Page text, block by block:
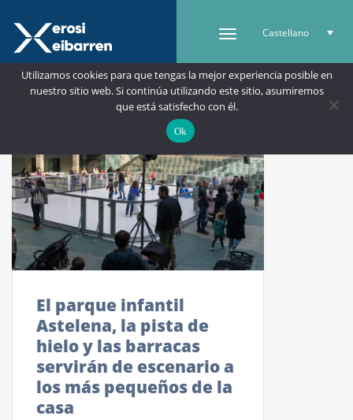
Castellano
El parque infantil
Astelena, la pista de
hielo y las barracas
servirán de escenario a
los más pequeños de la
casa
Utilizamos cookies para que tengas la mejor experiencia posible en
nuestro sitio web. Si continúa utilizando este sitio, asumiremos
que está satisfecho con él.
Ok